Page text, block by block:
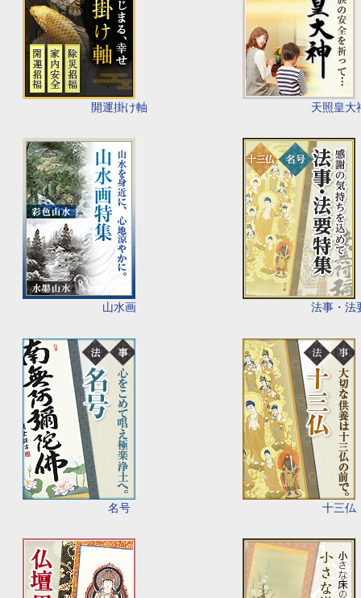
開運掛け軸 天照皇大
山水画 法事・法
名号 十三仏